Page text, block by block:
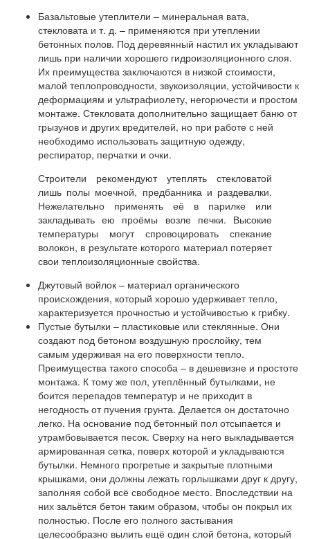
Базальтовые утеплители – минеральная вата,
стекловата и т. д. – применяются при утеплении
бетонных полов. Под деревянный настил их укладывают
лишь при наличии хорошего гидроизоляционного слоя.
Их преимущества заключаются в низкой стоимости,
малой теплопроводности, звукоизоляции, устойчивости к
деформациям и ультрафиолету, негорючести и простом
монтаже. Стекловата дополнительно защищает баню от
грызунов и других вредителей, но при работе с ней
необходимо использовать защитную одежду,
респиратор, перчатки и очки.
Строители рекомендуют утеплять стекловатой
лишь полы моечной, предбанника и раздевалки.
Нежелательно применять её в парилке или
закладывать ею проёмы возле печки. Высокие
температуры могут спровоцировать спекание
волокон, в результате которого материал потеряет
свои теплоизоляционные свойства.
Джутовый войлок – материал органического
происхождения, который хорошо удерживает тепло,
характеризуется прочностью и устойчивостью к грибку.
Пустые бутылки – пластиковые или стеклянные. Они
создают под бетоном воздушную прослойку, тем
самым удерживая на его поверхности тепло.
Преимущества такого способа – в дешевизне и простоте
монтажа. К тому же пол, утеплённый бутылками, не
боится перепадов температур и не приходит в
негодность от пучения грунта. Делается он достаточно
легко. На основание под бетонный пол отсыпается и
утрамбовывается песок. Сверху на него выкладывается
армированная сетка, поверх которой и укладываются
бутылки. Немного прогретые и закрытые плотными
крышками, они должны лежать горлышками друг к другу,
заполняя собой всё свободное место. Впоследствии на
них зальётся бетон таким образом, чтобы он покрыл их
полностью. После его полного застывания
целесообразно вылить ещё один слой бетона, который